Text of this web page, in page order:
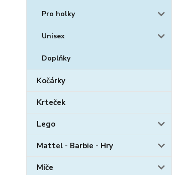
Pro holky
Unisex
Doplňky
Kočárky
Krteček
Lego
Mattel - Barbie - Hry
Míče